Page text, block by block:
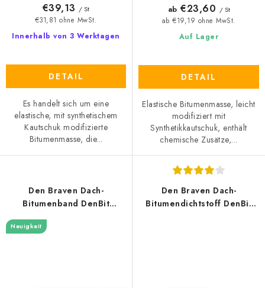
Innerhalb von 3 Werktagen
€31,81 ohne MwSt.
€39,13 / St
DETAIL
Es handelt sich um eine
elastische, mit synthetischem
Kautschuk modifizierte
Bitumenmasse, die...
Auf Lager
ab €19,19 ohne MwSt.
ab €23,60 / St
DETAIL
Elastische Bitumenmasse, leicht
modifiziert mit
Synthetikkautschuk, enthält
chemische Zusätze,...
Den Braven Dach-
Bitumenband DenBit
Aluband PLUS
Neuigkeit
Den Braven Dach-
Bitumendichtstoff DenBit